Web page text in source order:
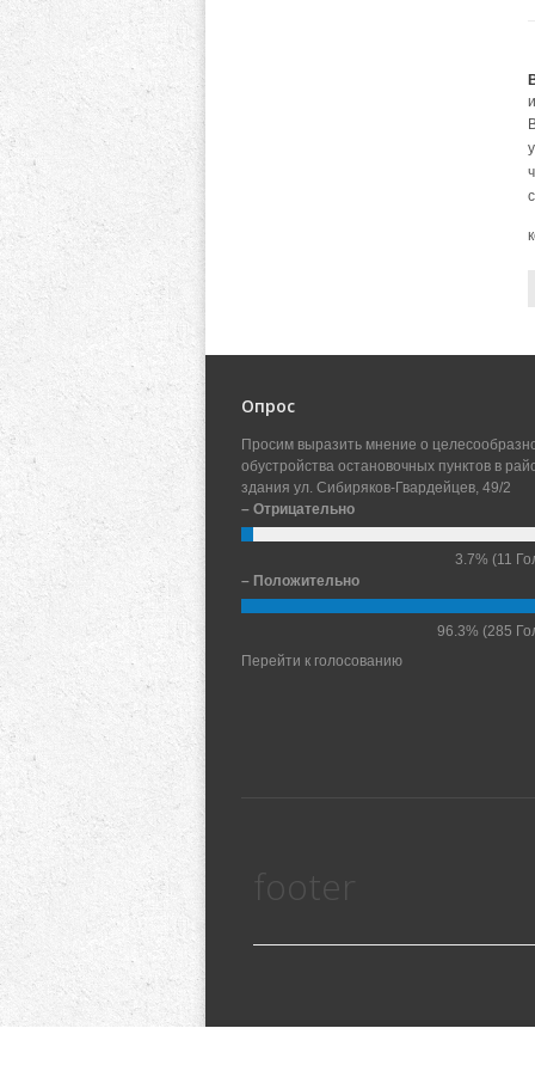
Опрос
Просим выразить мнение о
обустройства остановочных пунктов в
здания ул. Сибиряков-Гвардейцев, 49/2
– Отрицательно
3.7% (11
– Положительно
96.3% (285
Перейти к голосованию
footer